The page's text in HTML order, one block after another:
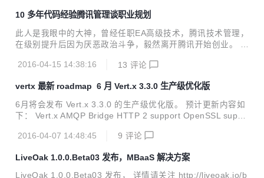
10 多年代码经验腾讯管理谈职业规划
此人是我眼中的大神，曾经任职EA高级技术，腾讯技术管理，
在级别提升后因为厌恶政治斗争，毅然离开腾讯开始创业。 C
专多通； 有预判能力； 思维不单一； 基础扎实； 有一些高阶
的模仿做出来，学习新技术，前端技术更新快，需要超级顺速
的更新自己的技术 后端 （分为逻辑和服务） 逻辑 像php,生命
周期相对短，变化快，更加需要学习新技术。 服务 生命周期
长，复用要求更加高，多考虑架构的问题 运维 对于运营来说
预判能力很重要 测试 一个强势的部门，如果不能强制那就不
2016-04-15 14:38:16 13 评论
vertx 最新 roadmap 6 月 Vert.x 3.3.0 生产级优化版
6月将会发布 Vert.x 3.3.0 的生产级优化版。 预计更新内容如
下： Vert.x AMQP Bridge HTTP 2 support OpenSSL suppo
er discovery Camel integration Vert.x 2 - 3 event bus brid
DNS resolution 详情请点击这里。
2016-04-07 14:48:45 9 评论
LiveOak 1.0.0.Beta03 发布，MBaaS 解决方案
LiveOak 1.0.0.Beta03 发布， 详情请关注 http://liveoak.io/b